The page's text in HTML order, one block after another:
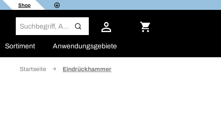
Shop
Sortiment Anwendungsgebiete
Startseite Eindrückhammer